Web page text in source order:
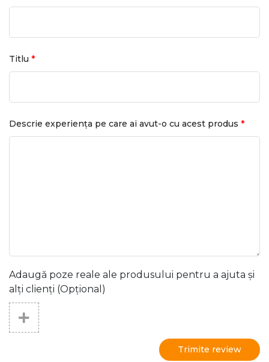
Titlu *
Descrie experiența pe care ai avut-o cu acest produs *
Adaugă poze reale ale produsului pentru a ajuta și
alți clienți (Opțional)
Trimite review